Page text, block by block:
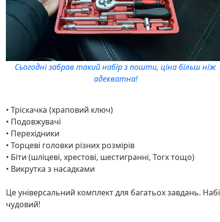
Сьогодні забрав такий набір з пошти, ціна більш ніж
адекватна!
• Тріскачка (храповий ключ)
• Подовжувачі
• Перехідники
• Торцеві головки різних розмірів
• Біти (шліцеві, хрестові, шестигранні, Torx тощо)
• Викрутка з насадками
Це універсальний комплект для багатьох завдань.
чудовий!